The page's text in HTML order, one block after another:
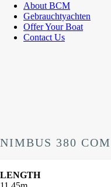
About BCM
Gebrauchtyachten
Offer Your Boat
Contact Us
NIMBUS 380
LENGTH